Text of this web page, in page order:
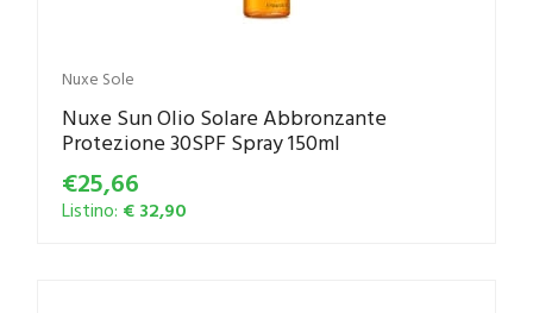
Nuxe Sole
Nuxe Sun Olio Solare Abbronzante
Protezione 30SPF Spray 150ml
€25,66
Listino: € 32,90